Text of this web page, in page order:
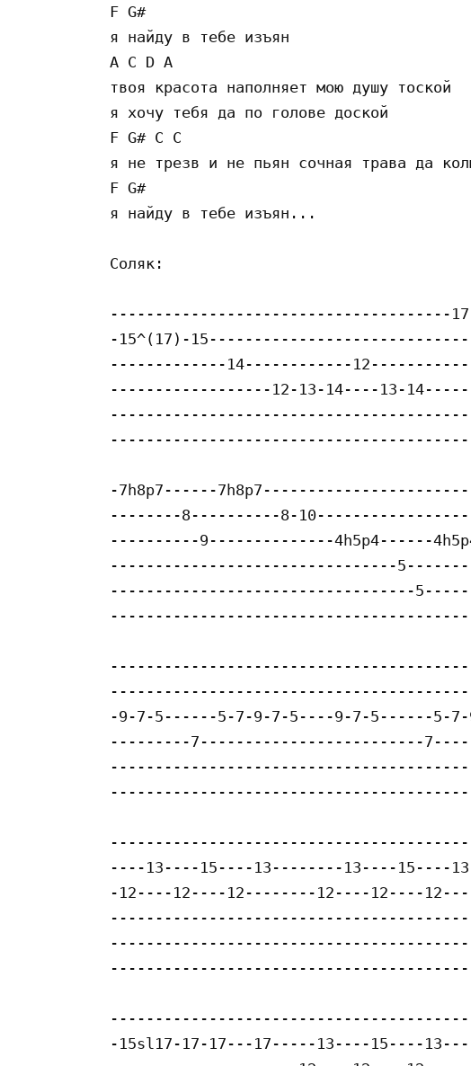
F G#
я найду в тебе изъян
A C D A
твоя красота наполняет мою душу тоской
я хочу тебя да по голове доской
F G# C C
я не трезв и не пьян сочная трава да
F G#
я найду в тебе изъян...
Соляк:
--------------------------------------
-15^(17)-
-------------14------------
------------------12-13-14----13-
-7h8p7------
--------8----------8-
----------9--------------4h5p4------
--------------------------------
----------------------------------
-9-7-5------5-7-9-7-5----9-7-5------5-
---------7-------------------------
----13----15----13--------13----15----
-12----12----12--------12----12----
-15sl17-17-17---17-----13----15----